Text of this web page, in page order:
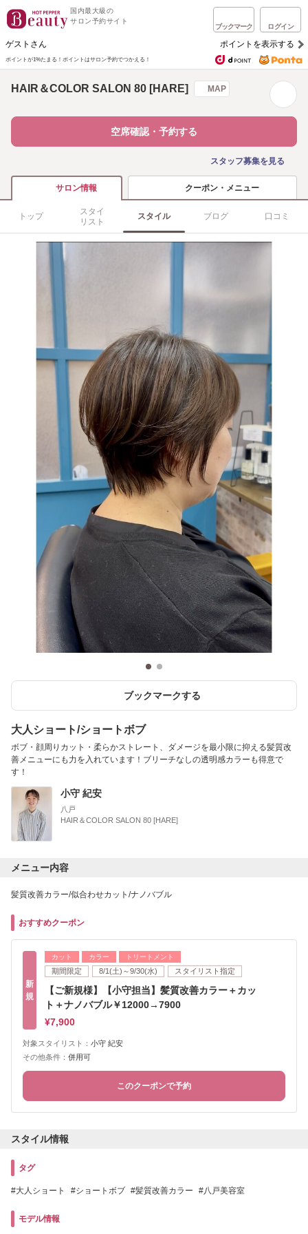
国内最大級の
サロン予約サイト
ブックマーク ログイン
ゲストさん ポイントを表示する
ポイントが1%たまる！ ポイントはサロン予約でつかえる！
HAIR＆COLOR SALON 80 [HARE] MAP
空席確認・予約する
スタッフ募集を見る
サロン情報 クーポン・メニュー
トップ
スタイ
リスト
スタイル ブログ 口コミ
ブックマークする
大人ショート/ショートボブ
ボブ・顔周りカット・柔らかストレート、ダメージを最小限に抑える髪質改
善メニューにも力を入れています！ブリーチなしの透明感カラーも得意で
す！
小守 紀安
八戸
HAIR＆COLOR SALON 80 [HARE]
メニュー内容
髪質改善カラー/似合わせカット/ナノバブル
おすすめクーポン
新
規
カット カラー トリートメント
期間限定 8/1(土)～9/30(水) スタイリスト指定
【ご新規様】【小守担当】髪質改善カラー＋カッ
ト＋ナノバブル￥12000→7900
¥7,900
対象スタイリスト： 小守 紀安
その他条件： 併用可
このクーポンで予約
スタイル情報
タグ
大人ショート ショートボブ 髪質改善カラー 八戸美容室
モデル情報